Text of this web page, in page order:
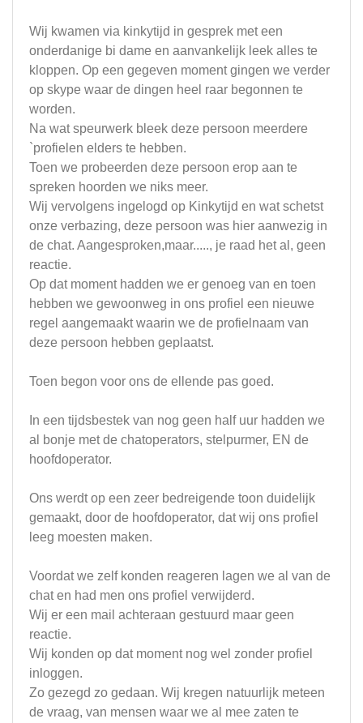
Wij kwamen via kinkytijd in gesprek met een
onderdanige bi dame en aanvankelijk leek alles te
kloppen. Op een gegeven moment gingen we verder
op skype waar de dingen heel raar begonnen te
worden.
Na wat speurwerk bleek deze persoon meerdere
`profielen elders te hebben.
Toen we probeerden deze persoon erop aan te
spreken hoorden we niks meer.
Wij vervolgens ingelogd op Kinkytijd en wat schetst
onze verbazing, deze persoon was hier aanwezig in
de chat. Aangesproken,maar....., je raad het al, geen
reactie.
Op dat moment hadden we er genoeg van en toen
hebben we gewoonweg in ons profiel een nieuwe
regel aangemaakt waarin we de profielnaam van
deze persoon hebben geplaatst.
Toen begon voor ons de ellende pas goed.
In een tijdsbestek van nog geen half uur hadden we
al bonje met de chatoperators, stelpurmer, EN de
hoofdoperator.
Ons werdt op een zeer bedreigende toon duidelijk
gemaakt, door de hoofdoperator, dat wij ons profiel
leeg moesten maken.
Voordat we zelf konden reageren lagen we al van de
chat en had men ons profiel verwijderd.
Wij er een mail achteraan gestuurd maar geen
reactie.
Wij konden op dat moment nog wel zonder profiel
inloggen.
Zo gezegd zo gedaan. Wij kregen natuurlijk meteen
de vraag, van mensen waar we al mee zaten te